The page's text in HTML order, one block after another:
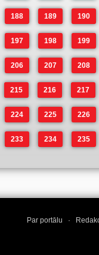
188 189 190
197 198 199
206 207 208
215 216 217
224 225 226
233 234 235
Par portālu ·